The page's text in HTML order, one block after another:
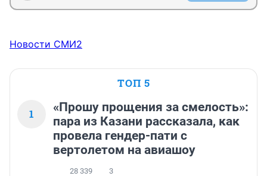
Новости СМИ2
ТОП 5
1
«Прошу прощения за смелость»:
пара из Казани рассказала, как
провела гендер-пати с
вертолетом на авиашоу
28 339 3